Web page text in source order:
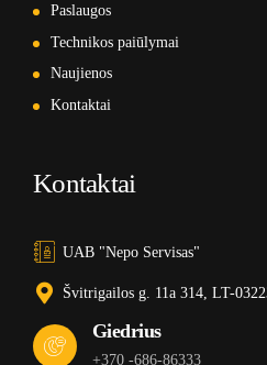
Paslaugos
Technikos paiūlymai
Naujienos
Kontaktai
Kontaktai
UAB "Nepo Servisas"
Švitrigailos g. 11a 314, LT-
Giedrius
+370 -686-86333